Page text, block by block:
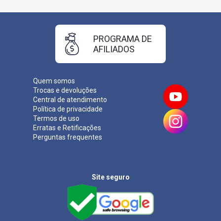
Taxa de Inscrição:R$ 65,00
05/05/2024
COTEC
Quem somos
Trocas e devoluções
Central de atendimento
Política de privacidade
Termos de uso
Erratas e Retificações
Perguntas frequentes
PROGRAMA DE
AFILIADOS
Site seguro